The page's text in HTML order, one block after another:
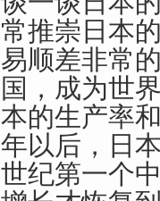
常推崇日本
易顺差非常
国，成为世
本的生产率
年以后，日
世纪第一个